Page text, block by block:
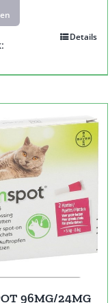
Details
96MG/24MG